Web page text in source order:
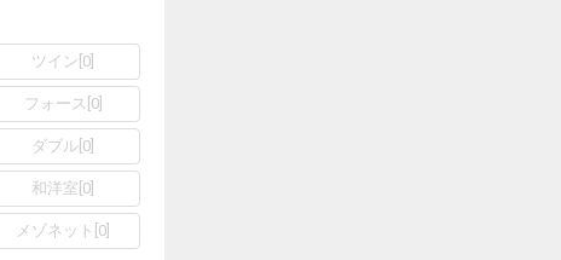
ツイン 0
フォース 0]
ダブル 0
和洋室 0
メゾネット 0